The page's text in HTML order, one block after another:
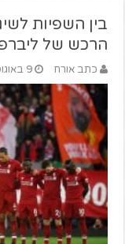
בין השפיות
הרכש של
כתב אורח 9 באוגוסט 2019